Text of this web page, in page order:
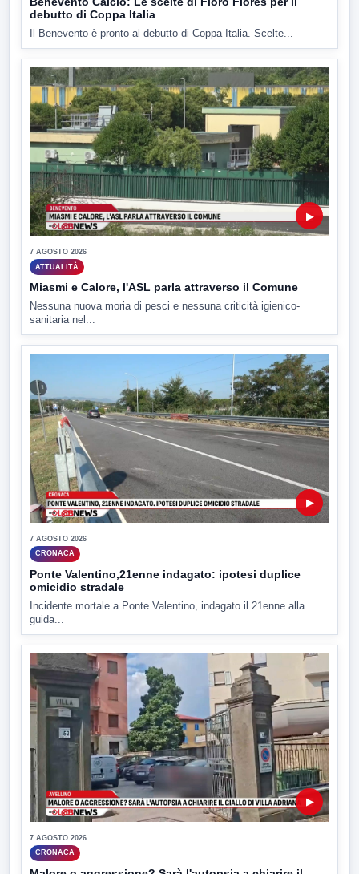
debutto di Coppa Italia
Il Benevento è pronto al debutto di Coppa Italia. Scelte...
▶
7 AGOSTO 2026
ATTUALITÀ
Miasmi e Calore, l'ASL parla attraverso il Comune
Nessuna nuova moria di pesci e nessuna criticità igienico-
sanitaria nel...
▶
7 AGOSTO 2026
CRONACA
Ponte Valentino,21enne indagato: ipotesi duplice
omicidio stradale
Incidente mortale a Ponte Valentino, indagato il 21enne alla
guida...
▶
7 AGOSTO 2026
CRONACA